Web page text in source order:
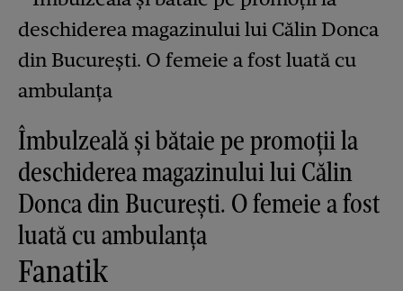
Îmbulzeală și bătaie pe promoții la
deschiderea magazinului lui Călin
Donca din București. O femeie a fost
luată cu ambulanța
Fanatik